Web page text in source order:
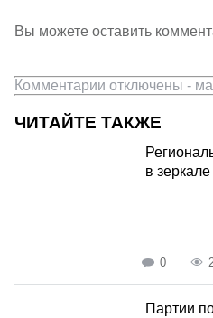
Вы можете оставить
Комментарии отключены -
ЧИТАЙТЕ ТАКЖЕ
в
0
Партии